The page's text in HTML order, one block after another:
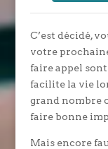
C’est décidé,
votre
faire appel
facilite la vie
grand nombre
faire bonne
Mais encore